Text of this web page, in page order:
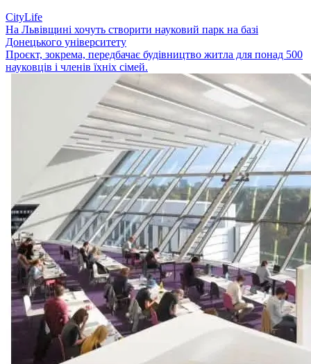
CityLife
На Львівщині хочуть створити науковий парк на базі
Донецького університету
Проєкт, зокрема, передбачає будівництво житла для понад 500
науковців і членів їхніх сімей.